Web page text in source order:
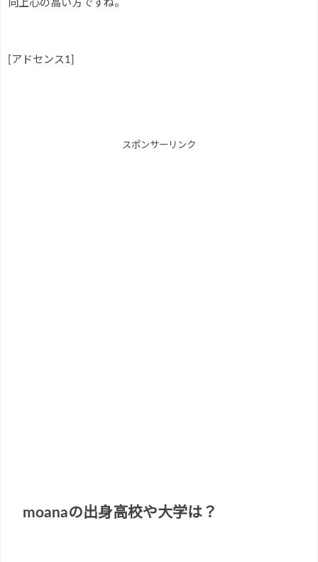
向上心の高い方ですね。
[アドセンス1]
スポンサーリンク
moanaの出身高校や大学は？